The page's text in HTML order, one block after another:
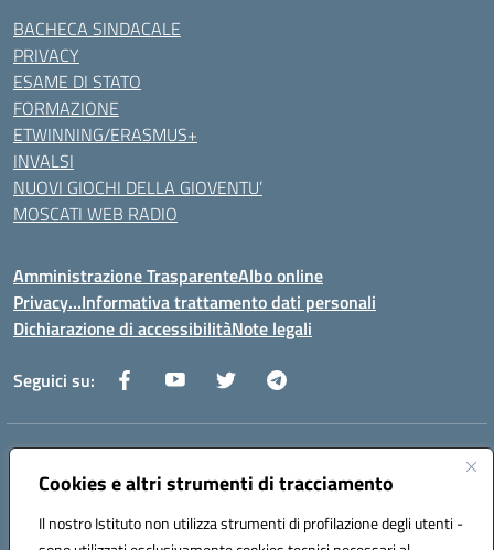
Cookies e altri strumenti di tracciamento
Il nostro Istituto non utilizza strumenti di profilazione degli utenti -
BACHECA SINDACALE
PRIVACY
ESAME DI STATO
FORMAZIONE
ETWINNING/ERASMUS+
INVALSI
NUOVI GIOCHI DELLA GIOVENTU’
MOSCATI WEB RADIO
Amministrazione TrasparenteAlbo online
Privacy…Informativa trattamento dati personali
Dichiarazione di accessibilitàNote legali
Seguici su:
Indirizzo:
Centralino:089 201032 Email:saic88800v@istruzione.it
Codice fiscale: 80028930651